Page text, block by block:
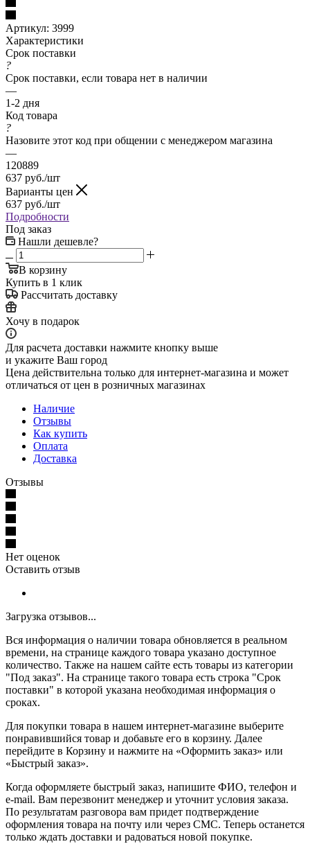
Артикул: 3999
Характеристики
Срок поставки
?
Срок поставки, если товара нет в наличии
—
1-2 дня
Код товара
?
Назовите этот код при общении с менеджером магазина
—
120889
637 руб./шт
Варианты цен
637 руб./шт
Подробности
Под заказ
Нашли дешевле?
В корзину
Купить в 1 клик
Рассчитать доставку
Хочу в подарок
Для расчета доставки нажмите кнопку выше
и укажите Ваш город
Цена действительна только для интернет-магазина и может
отличаться от цен в розничных магазинах
Наличие
Отзывы
Как купить
Оплата
Доставка
Отзывы
Нет оценок
Оставить отзыв
Загрузка отзывов...
Вся информация о наличии товара обновляется в реальном
времени, на странице каждого товара указано доступное
количество. Также на нашем сайте есть товары из категории
"Под заказ". На странице такого товара есть строка "Срок
поставки" в которой указана необходимая информация о
сроках.
Для покупки товара в нашем интернет-магазине выберите
понравившийся товар и добавьте его в корзину. Далее
перейдите в Корзину и нажмите на «Оформить заказ» или
«Быстрый заказ».
Когда оформляете быстрый заказ, напишите ФИО, телефон и
e-mail. Вам перезвонит менеджер и уточнит условия заказа.
По результатам разговора вам придет подтверждение
оформления товара на почту или через СМС. Теперь останется
только ждать доставки и радоваться новой покупке.